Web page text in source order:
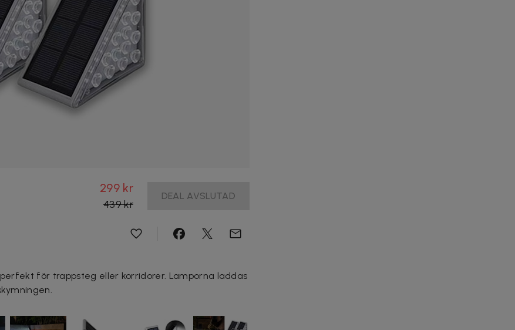
299 kr
439 kr
DEAL AVSLUTAD
för trappsteg eller korridorer. Lamporna laddas